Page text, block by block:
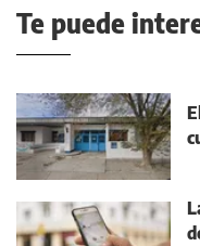
Te puede